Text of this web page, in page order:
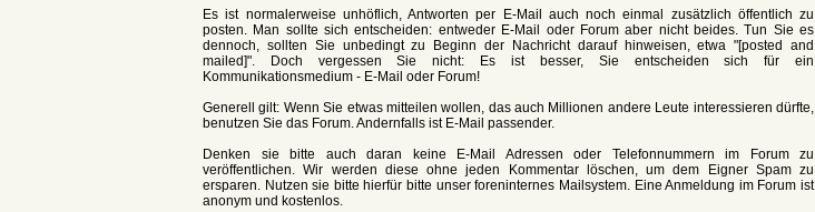
Es ist normalerweise unhöflich, Antworten per E-Mail auch noch einmal zusätzlich öffentlich zu
posten. Man sollte sich entscheiden: entweder E-Mail oder Forum aber nicht beides. Tun Sie es
dennoch, sollten Sie unbedingt zu Beginn der Nachricht darauf hinweisen, etwa "[posted and
mailed]". Doch vergessen Sie nicht: Es ist besser, Sie entscheiden sich für ein
Kommunikationsmedium - E-Mail oder Forum!
Generell gilt: Wenn Sie etwas mitteilen wollen, das auch Millionen andere Leute interessieren dürfte,
benutzen Sie das Forum. Andernfalls ist E-Mail passender.
Denken sie bitte auch daran keine E-Mail Adressen oder Telefonnummern im Forum zu
veröffentlichen. Wir werden diese ohne jeden Kommentar löschen, um dem Eigner Spam zu
ersparen. Nutzen sie bitte hierfür bitte unser foreninternes Mailsystem. Eine Anmeldung im Forum ist
anonym und kostenlos.